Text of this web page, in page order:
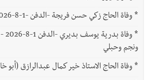
*وفاة الحاج زكي حسن فريجة -الدفن -1-8-2026
*
ونجم وحبلي
*وفاة الحاج الاستاذ خير كمال عبدالرازق (أبو خالد ) -